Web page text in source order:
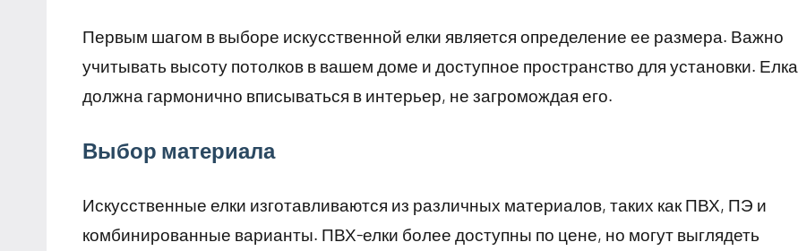
Первым шагом в выборе искусственной елки является определение ее размера. Важно
учитывать высоту потолков в вашем доме и доступное пространство для установки. Елка
должна гармонично вписываться в интерьер, не загромождая его.
Выбор материала
Искусственные елки изготавливаются из различных материалов, таких как ПВХ, ПЭ и
комбинированные варианты. ПВХ-елки более доступны по цене, но могут выглядеть